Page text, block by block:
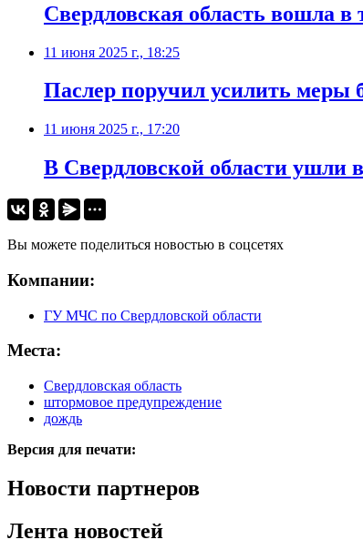
Свердловская область вошла в
11 июня 2025 г., 18:25
Паслер поручил усилить меры
11 июня 2025 г., 17:20
В Свердловской области ушли
Вы можете поделиться новостью в соцсетях
Компании:
ГУ МЧС по Свердловской области
Места:
Свердловская область
штормовое предупреждение
дождь
Версия для печати:
Новости партнеров
Лента новостей